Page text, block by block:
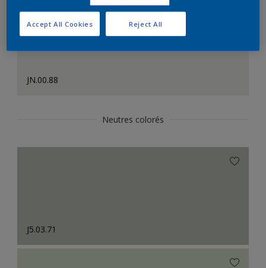
JN.00.88
Neutres colorés
J5.03.71
Reject All
Accept All Cookies